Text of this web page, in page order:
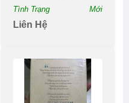
Tình Trạng
Mới
Liên Hệ